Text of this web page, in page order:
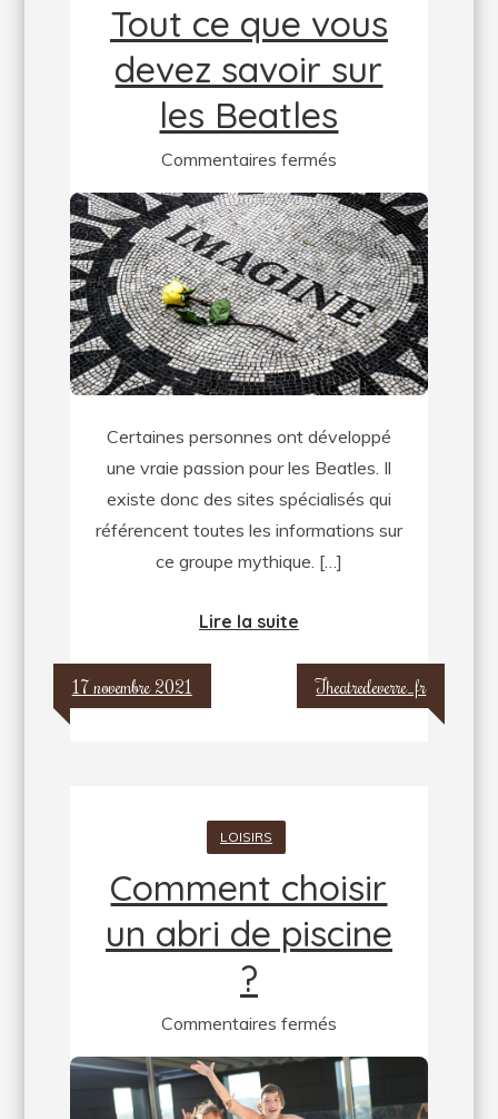
Tout ce que vous
devez savoir sur
les Beatles
Commentaires ferméssur
Tout
ce
que
vous
devez
savoir
sur
Beatles
Certaines personnes ont développé
une vraie passion pour les Beatles. Il
existe donc des sites spécialisés qui
référencent toutes les informations sur
ce groupe mythique. […]
Lire la suite
17 novembre 2021 Theatredeverre_fr
LOISIRS
Comment choisir
un abri de piscine
?
Commentaires ferméssur
Comment
choisir